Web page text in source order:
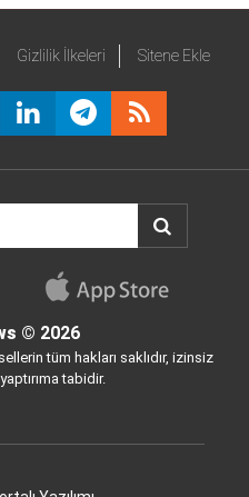
Gizlilik İlkeleri Sitene Ekle
© 2026
tüm hakları saklıdır, izinsiz
tabidir.